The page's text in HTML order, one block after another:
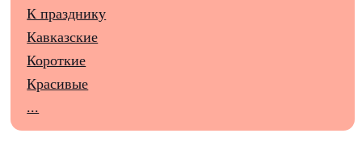
К празднику
Кавказские
Короткие
Красивые
...